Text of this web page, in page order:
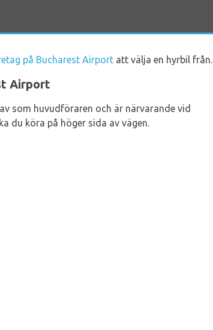
på Bucharest Airport att välja en hyrbil från.
Airport
som huvudföraren och är närvarande vid
du köra på höger sida av vägen.